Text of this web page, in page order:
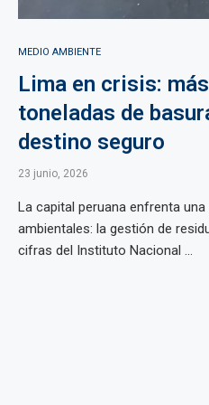
MEDIO AMBIENTE
Lima en crisis:
toneladas de
destino seguro
23 junio, 2026
La capital peruana enfrenta
ambientales: la gestión de
cifras del Instituto Nacional ...